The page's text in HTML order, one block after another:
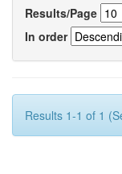
Results/Page
In order
Results 1-1 of 1